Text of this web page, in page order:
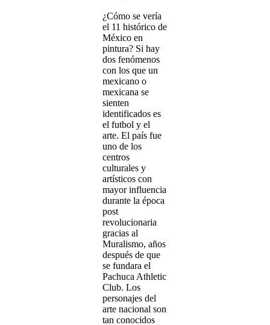
¿Cómo se vería
el 11 histórico de
México en
pintura? Si hay
dos fenómenos
con los que un
mexicano o
mexicana se
sienten
identificados es
el futbol y el
arte. El país fue
uno de los
centros
culturales y
artísticos con
mayor influencia
durante la época
post
revolucionaria
gracias al
Muralismo, años
después de que
se fundara el
Pachuca Athletic
Club. Los
personajes del
arte nacional son
tan conocidos